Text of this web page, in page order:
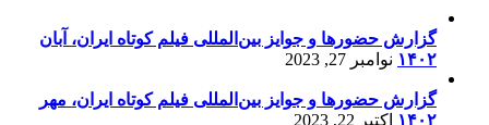
گزارش حضورها و جوایز بین‌المللی فیلم کوتاه ایران، آبان
۱۴۰۲ نوامبر 27, 2023
گزارش حضورها و جوایز بین‌المللی فیلم کوتاه ایران، مهر
۱۴۰۲ اکتبر 22, 2023